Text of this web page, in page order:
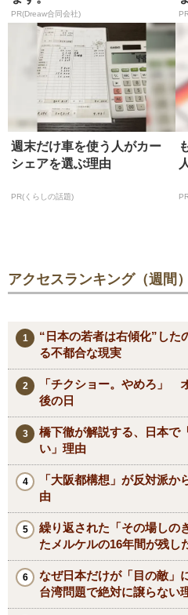
PR(Dreaw合同会社)
週末だけ車を使う人がカー
シェアを選ぶ理由
PR(くらしの話題)
アクセスランキング（週間）
“日本の若者は右傾化”した
る不都合な現実
「チクショー。やめろ」
後の日
橋下徹が解説する、日本で
い」理由
「大阪都構想」が反対派
由
繰り返された「その場しの
たメルケルの16年間が残し
なぜ日本だけが「目の敵
台湾問題で絶対に譲らない